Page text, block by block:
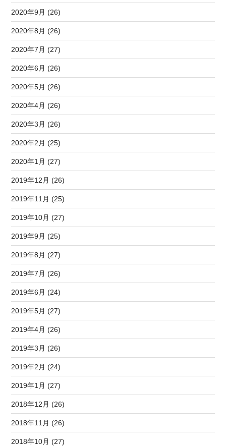
2020年9月 (26)
2020年8月 (26)
2020年7月 (27)
2020年6月 (26)
2020年5月 (26)
2020年4月 (26)
2020年3月 (26)
2020年2月 (25)
2020年1月 (27)
2019年12月 (26)
2019年11月 (25)
2019年10月 (27)
2019年9月 (25)
2019年8月 (27)
2019年7月 (26)
2019年6月 (24)
2019年5月 (27)
2019年4月 (26)
2019年3月 (26)
2019年2月 (24)
2019年1月 (27)
2018年12月 (26)
2018年11月 (26)
2018年10月 (27)